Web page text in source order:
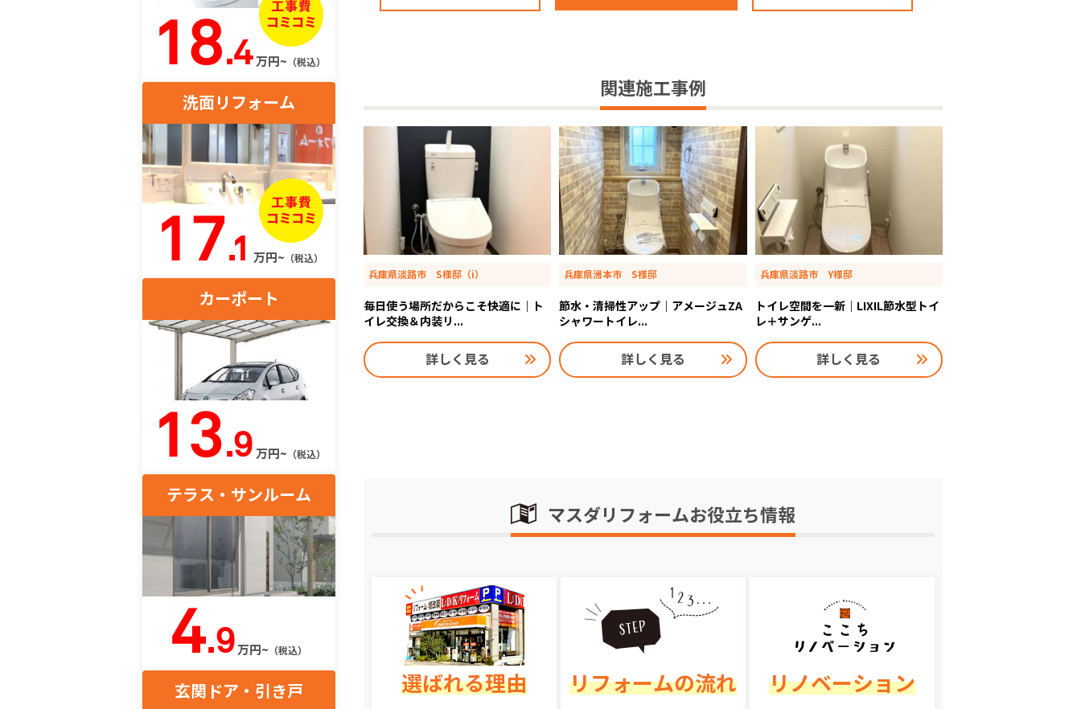
関連施工事例
兵庫県淡路市 S様邸（i）
毎日使う場所だからこそ快適に｜ト
イレ交換＆内装リ...
詳しく見る
兵庫県洲本市 S様邸
節水・清掃性アップ｜アメージュZA
シャワートイレ...
詳しく見る
兵庫県淡路市 Y様邸
トイレ空間を一新｜LIXIL節水型トイ
レ＋サンゲ...
詳しく見る
マスダリフォームお役立ち情報
選ばれる理由 リフォームの流れ リノベーション
18.4万円~ （税込）
洗面リフォーム
17.1 万円~ （税込）
カーポート
13.9 万円~ （税込）
テラス・サンルーム
4.9万円~ （税込）
玄関ドア・引き戸